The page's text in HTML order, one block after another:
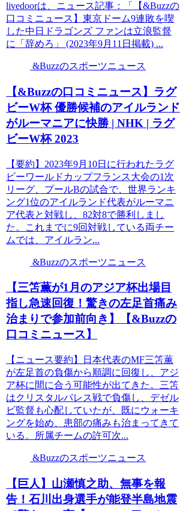
livedoorは、ニュース記事：「【&Buzzの
口コミニュース】東京ドーム9連敗を喫
した中日ドラゴンズ ファンは立浪監督
に「辞めろ」 (2023年9月11日掲載) ...
&Buzzのスポーツニュース
【&Buzzの口コミニュース】ラグ
ビーW杯 優勝候補のアイルランド
がルーマニアに快勝 | NHK | ラグ
ビーW杯 2023
【要約】2023年9月10日に行われたラグ
ビーワールドカップフランス大会の1次
リーグ、プールBの試合で、世界ランキ
ング1位のアイルランド代表がルーマニ
ア代表と対戦し、82対8で勝利しまし
た。これまでに9回対戦している両チー
ムでは、アイルラン...
&Buzzのスポーツニュース
【三笘薫が1月のアジア杯出場目
指し急速回復！驚きの左足首痛み
治まりで参加前向き】【&Buzzの
口コミニュース】
【ニュース要約】日本代表のMF三笘薫
が左足首の負傷から順調に回復し、アジ
ア杯に間に合う可能性が出てきた。三笘
はクリスタルパレス戦で負傷し、デゼル
ビ監督も心配していたが、既にウォーキ
ングを始め、患部の痛みも治まってきて
いる。所属チームの許可次...
&Buzzのスポーツニュース
【巨人】山瀬慎之助、無事を報
告！石川出身選手が能登半島地震